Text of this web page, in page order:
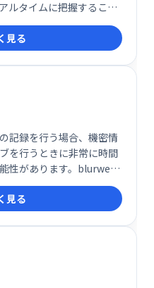
ルタイムに把握すること
す。ユーザーエクスペリ
ェブサイト作りを目指し
見る
記録を行う場合、機密情
を行うときに非常に時間
性があります。blurweb
リックで機密情報を非表
見る